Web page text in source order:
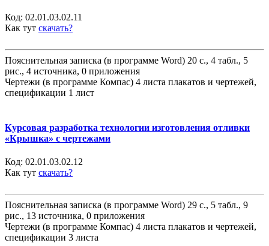
Код: 02.01.03.02.11
Как тут скачать?
Пояснительная записка (в программе Word) 20 с., 4 табл., 5
рис., 4 источника, 0 приложения
Чертежи (в программе Компас) 4 листа плакатов и чертежей,
спецификации 1 лист
Курсовая разработка технологии изготовления отливки
«Крышка» с чертежами
Код: 02.01.03.02.12
Как тут скачать?
Пояснительная записка (в программе Word) 29 с., 5 табл., 9
рис., 13 источника, 0 приложения
Чертежи (в программе Компас) 4 листа плакатов и чертежей,
спецификации 3 листа